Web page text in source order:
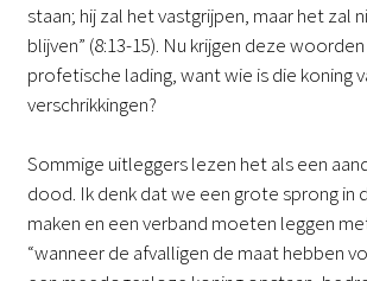
staan; hij zal het vastgrijpen, maar het zal
blijven” (8:13-15). Nu krijgen deze
profetische lading, want wie is die koning
verschrikkingen?
Sommige uitleggers lezen het als een
dood. Ik denk dat we een grote sprong in
maken en een verband moeten leggen
“wanneer de afvalligen de maat hebben